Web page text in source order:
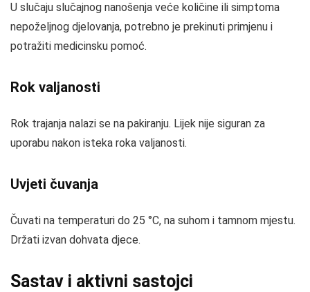
U slučaju slučajnog nanošenja veće količine ili simptoma
nepoželjnog djelovanja, potrebno je prekinuti primjenu i
potražiti medicinsku pomoć.
Rok valjanosti
Rok trajanja nalazi se na pakiranju. Lijek nije siguran za
uporabu nakon isteka roka valjanosti.
Uvjeti čuvanja
Čuvati na temperaturi do 25 °C, na suhom i tamnom mjestu.
Držati izvan dohvata djece.
Sastav i aktivni sastojci